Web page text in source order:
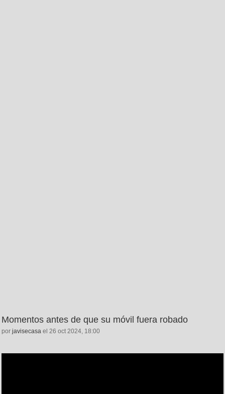
Momentos antes de que su móvil fuera robado
por javisecasa el 26 oct 2024, 18:00